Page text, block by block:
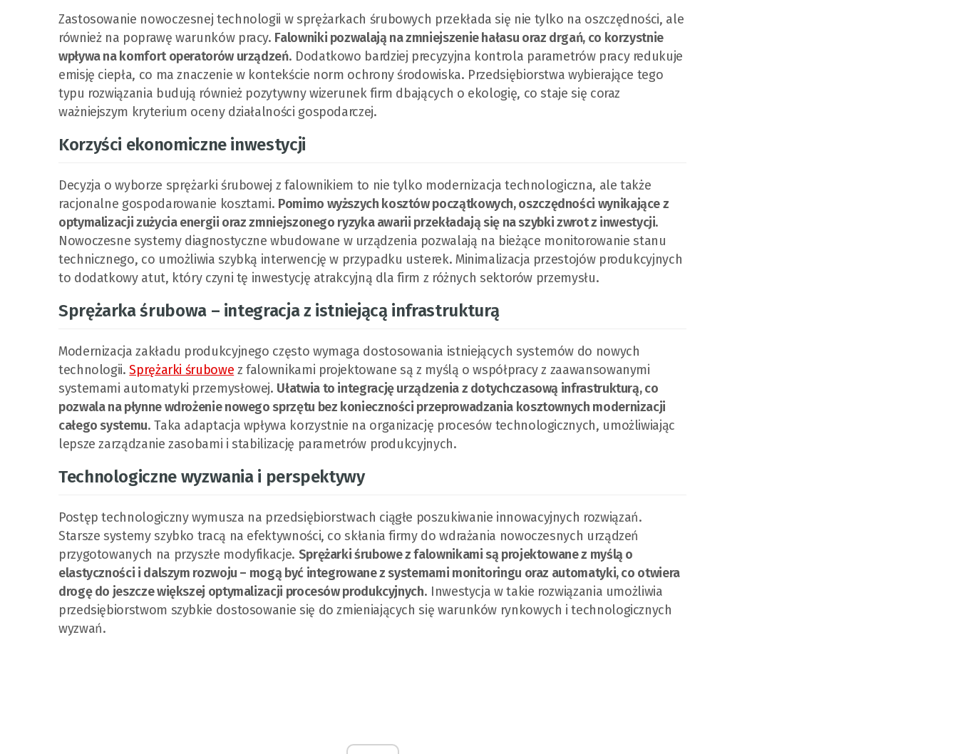
Zastosowanie nowoczesnej technologii w sprężarkach śrubowych przekłada się nie tylko na oszczędności, ale
również na poprawę warunków pracy. Falowniki pozwalają na zmniejszenie hałasu oraz drgań, co korzystnie
wpływa na komfort operatorów urządzeń. Dodatkowo bardziej precyzyjna kontrola parametrów pracy redukuje
emisję ciepła, co ma znaczenie w kontekście norm ochrony środowiska. Przedsiębiorstwa wybierające tego
typu rozwiązania budują również pozytywny wizerunek firm dbających o ekologię, co staje się coraz
ważniejszym kryterium oceny działalności gospodarczej.
Korzyści ekonomiczne inwestycji
Decyzja o wyborze sprężarki śrubowej z falownikiem to nie tylko modernizacja technologiczna, ale także
racjonalne gospodarowanie kosztami. Pomimo wyższych kosztów początkowych, oszczędności wynikające z
optymalizacji zużycia energii oraz zmniejszonego ryzyka awarii przekładają się na szybki zwrot z inwestycji.
Nowoczesne systemy diagnostyczne wbudowane w urządzenia pozwalają na bieżące monitorowanie stanu
technicznego, co umożliwia szybką interwencję w przypadku usterek. Minimalizacja przestojów produkcyjnych
to dodatkowy atut, który czyni tę inwestycję atrakcyjną dla firm z różnych sektorów przemysłu.
Sprężarka śrubowa – integracja z istniejącą infrastrukturą
Modernizacja zakładu produkcyjnego często wymaga dostosowania istniejących systemów do nowych
technologii.Sprężarki śrubowe z falownikami projektowane są z myślą o współpracy z zaawansowanymi
systemami automatyki przemysłowej. Ułatwia to integrację urządzenia z dotychczasową infrastrukturą, co
pozwala na płynne wdrożenie nowego sprzętu bez konieczności przeprowadzania kosztownych modernizacji
całego systemu. Taka adaptacja wpływa korzystnie na organizację procesów technologicznych, umożliwiając
lepsze zarządzanie zasobami i stabilizację parametrów produkcyjnych.
Technologiczne wyzwania i perspektywy
Postęp technologiczny wymusza na przedsiębiorstwach ciągłe poszukiwanie innowacyjnych rozwiązań.
Starsze systemy szybko tracą na efektywności, co skłania firmy do wdrażania nowoczesnych urządzeń
przygotowanych na przyszłe modyfikacje. Sprężarki śrubowe z falownikami są projektowane z myślą o
elastyczności i dalszym rozwoju – mogą być integrowane z systemami monitoringu oraz automatyki, co otwiera
drogę do jeszcze większej optymalizacji procesów produkcyjnych. Inwestycja w takie rozwiązania umożliwia
przedsiębiorstwom szybkie dostosowanie się do zmieniających się warunków rynkowych i technologicznych
wyzwań.